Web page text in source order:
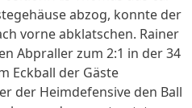
abzog, konnte der
vorne abklatschen. Rainer
Abpraller zum 2:1 in der 34
Eckball der Gäste
der Heimdefensive den Ball